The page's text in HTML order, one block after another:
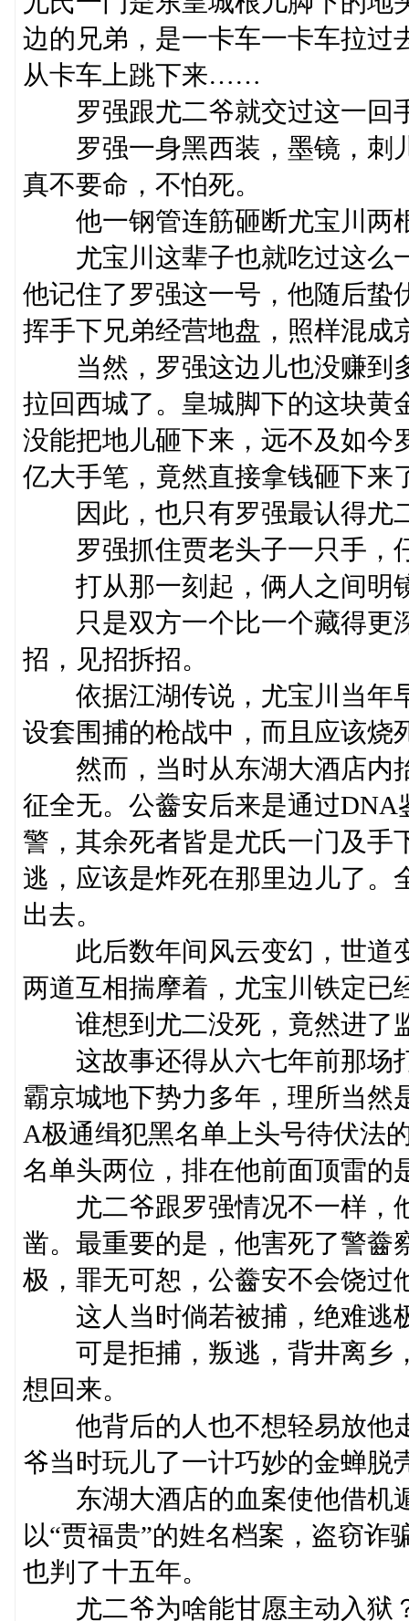
边的兄弟，是一卡车一卡车拉过
从卡车上跳下来……
罗强跟尤二爷就交过这一回
罗强一身黑西装，墨镜，刺
真不要命，不怕死。
他一钢管连筋砸断尤宝川两
尤宝川这辈子也就吃过这么
他记住了罗强这一号，他随后蛰
挥手下兄弟经营地盘，照样混成
当然，罗强这边儿也没赚到
拉回西城了。皇城脚下的这块黄
没能把地儿砸下来，远不及如今
亿大手笔，竟然直接拿钱砸下来
因此，也只有罗强最认得尤
罗强抓住贾老头子一只手，
打从那一刻起，俩人之间明
只是双方一个比一个藏得更
招，见招拆招。
依据江湖传说，尤宝川当年
设套围捕的枪战中，而且应该烧
然而，当时从东湖大酒店内
征全无。公齤安后来是通过
警，其余死者皆是尤氏一门及手
逃，应该是炸死在那里边儿了。
出去。
此后数年间风云变幻，世道
两道互相揣摩着，尤宝川铁定已
谁想到尤二没死，竟然进了
这故事还得从六七年前那场
霸京城地下势力多年，理所当然
A极通缉犯黑名单上头号待伏法
名单头两位，排在他前面顶雷的
尤二爷跟罗强情况不一样，
凿。最重要的是，他害死了警齤
极，罪无可恕，公齤安不会饶过
这人当时倘若被捕，绝难逃
可是拒捕，叛逃，背井离乡
想回来。
他背后的人也不想轻易放他
爷当时玩儿了一计巧妙的金蝉脱
东湖大酒店的血案使他借机
以“贾福贵”的姓名档案，盗窃
也判了十五年。
尤二爷为啥能甘愿主动入狱